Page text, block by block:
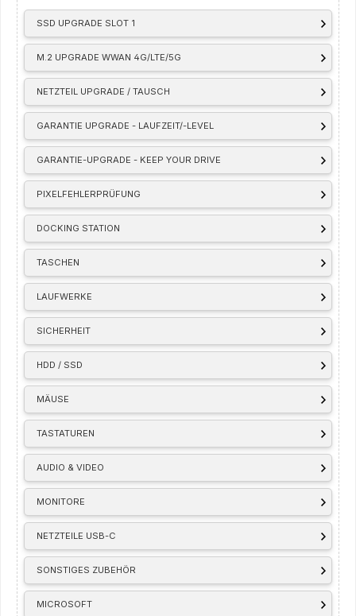
SSD UPGRADE SLOT 1
M.2 UPGRADE WWAN 4G/LTE/5G
NETZTEIL UPGRADE / TAUSCH
GARANTIE UPGRADE - LAUFZEIT/-LEVEL
GARANTIE-UPGRADE - KEEP YOUR DRIVE
PIXELFEHLERPRÜFUNG
DOCKING STATION
TASCHEN
LAUFWERKE
SICHERHEIT
HDD / SSD
MÄUSE
TASTATUREN
AUDIO & VIDEO
MONITORE
NETZTEILE USB-C
SONSTIGES ZUBEHÖR
MICROSOFT